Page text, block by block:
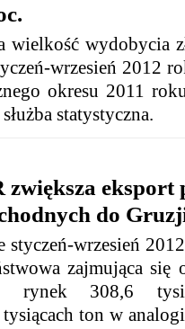
wielkość wydobycia
wrzesień 2012
okresu 2011
statystyczna.
zwiększa
do
styczeń-wrzesień
zajmująca
rynek 308,6
ton w